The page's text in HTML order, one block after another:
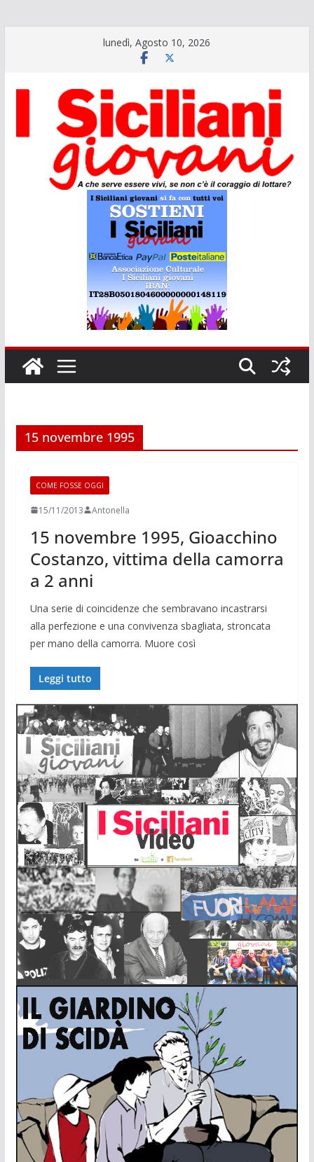
lunedì, Agosto 10, 2026
15 novembre 1995
COME FOSSE OGGI
15/11/2013 Antonella
15 novembre 1995, Gioacchino
Costanzo, vittima della camorra
a 2 anni
Una serie di coincidenze che sembravano incastrarsi
alla perfezione e una convivenza sbagliata, stroncata
per mano della camorra. Muore così
Leggi tutto